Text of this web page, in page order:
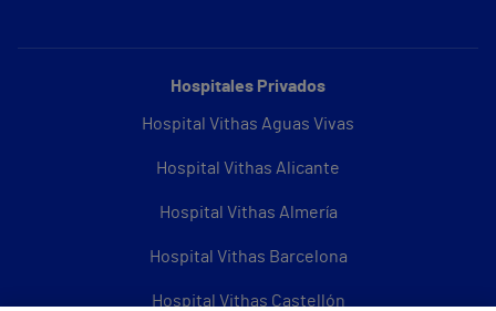
Hospitales Privados
Hospital Vithas Aguas Vivas
Hospital Vithas Alicante
Hospital Vithas Almería
Hospital Vithas Barcelona
Hospital Vithas Castellón